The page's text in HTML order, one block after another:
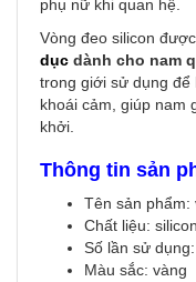
phụ nữ khi quan hệ.
Vòng đeo silicon
dục dành cho nam
trong giới sử dụng
khoái cảm, giúp nam
khởi.
Thông tin sản
Tên sản phẩm:
Chất liệu:
Số lần sử
Màu sắc: vàng